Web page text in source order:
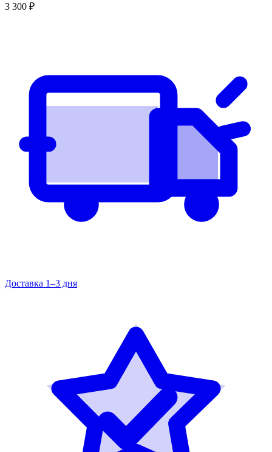
3 300 ₽
Доставка 1–3 дня